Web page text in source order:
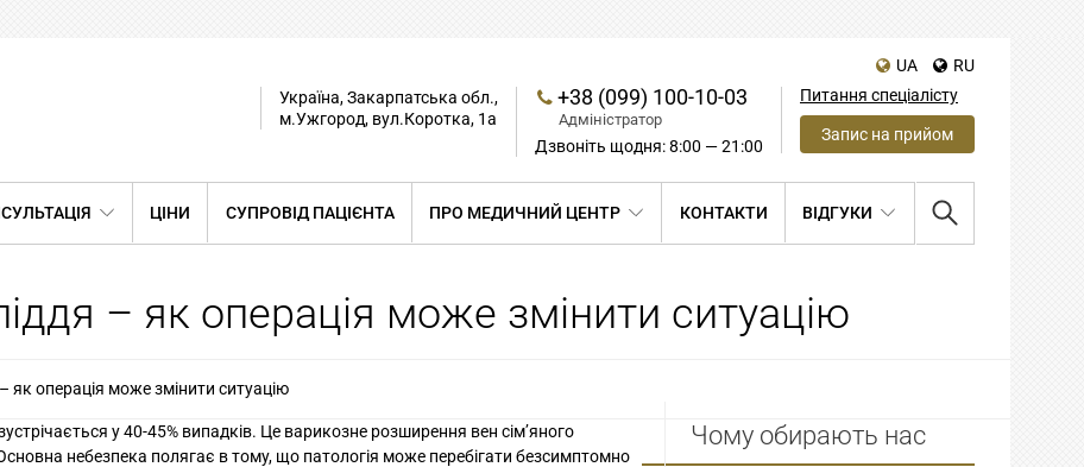
UA
RU
Україна, Закарпатська обл.,
м.Ужгород, вул.Коротка, 1а
+38 (099) 100-10-03
Адміністратор
Дзвоніть щодня: 8:00 — 21:00
Питання спеціалісту
Запис на прийом
ЦІНИ СУПРОВІД ПАЦІЄНТА ПРО МЕДИЧНИЙ ЦЕНТР КОНТАКТИ ВІДГУКИ
– як операція може змінити ситуацію
як операція може змінити ситуацію
у 40-45% випадків. Це варикозне розширення вен сім’яного
небезпека полягає в тому, що патологія може перебігати безсимптомно
Чому обирають нас